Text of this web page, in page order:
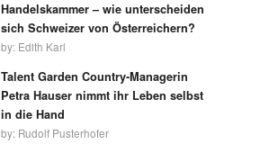
Handelskammer – wie unterscheiden
sich Schweizer von Österreichern?
by: Edith Karl
Talent Garden Country-Managerin
Petra Hauser nimmt ihr Leben selbst
in die Hand
by: Rudolf Pusterhofer